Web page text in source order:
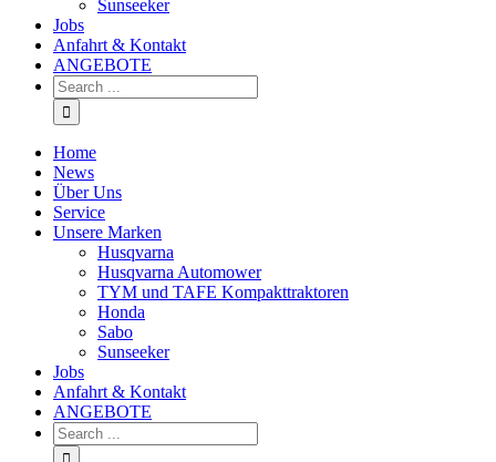
Sunseeker
Jobs
Anfahrt & Kontakt
ANGEBOTE
Home
News
Über Uns
Service
Unsere Marken
Husqvarna
Husqvarna Automower
TYM und TAFE Kompakttraktoren
Honda
Sabo
Sunseeker
Jobs
Anfahrt & Kontakt
ANGEBOTE